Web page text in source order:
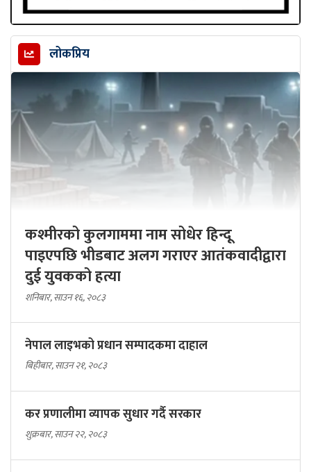
लोकप्रिय
कश्मीरको कुलगाममा नाम सोधेर हिन्दू
पाइएपछि भीडबाट अलग गराएर आतंकवादीद्वारा
दुई युवकको हत्या
शनिबार, साउन १६, २०८३
नेपाल लाइभको प्रधान सम्पादकमा दाहाल
बिहीबार, साउन २१, २०८३
कर प्रणालीमा व्यापक सुधार गर्दै सरकार
शुक्रबार, साउन २२, २०८३